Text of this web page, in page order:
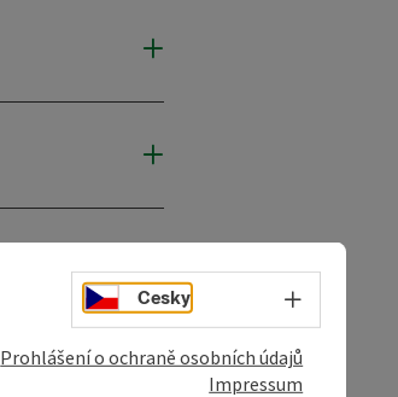
Cesky Volba
Prohlášení o ochraně osobních údajů
Impressum